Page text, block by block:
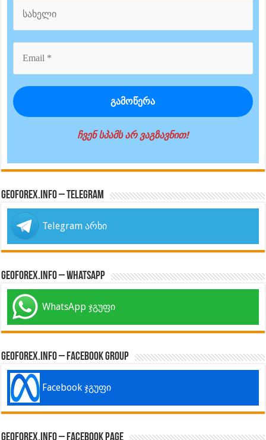
ჩვენ სპამს არ ვაგზავნით!
GeoForex.info – Telegram
Telegram არხი
GeoForex.info – WhatsApp
WhatsApp ჯგუფი
GeoForex.info – Facebook Group
Facebook ჯგუფი